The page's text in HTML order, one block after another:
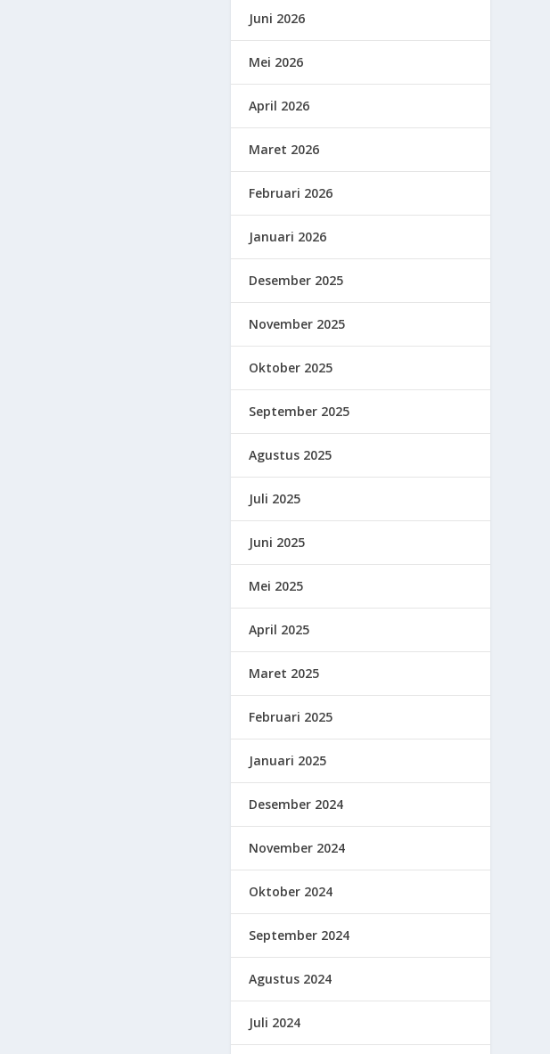
Juni 2026
Mei 2026
April 2026
Maret 2026
Februari 2026
Januari 2026
Desember 2025
November 2025
Oktober 2025
September 2025
Agustus 2025
Juli 2025
Juni 2025
Mei 2025
April 2025
Maret 2025
Februari 2025
Januari 2025
Desember 2024
November 2024
Oktober 2024
September 2024
Agustus 2024
Juli 2024